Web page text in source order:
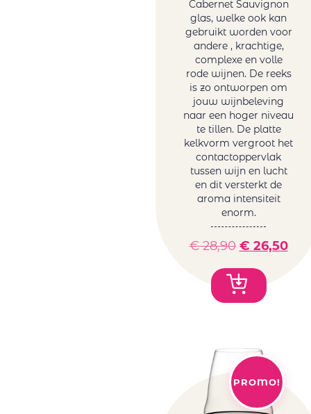
Cabernet Sauvignon
glas, welke ook kan
gebruikt worden voor
andere , krachtige,
complexe en volle
rode wijnen. De reeks
is zo ontworpen om
jouw wijnbeleving
naar een hoger niveau
te tillen. De platte
kelkvorm vergroot het
contactoppervlak
tussen wijn en lucht
en dit versterkt de
aroma intensiteit
enorm.
€28,90 € 26,50
PROMO!